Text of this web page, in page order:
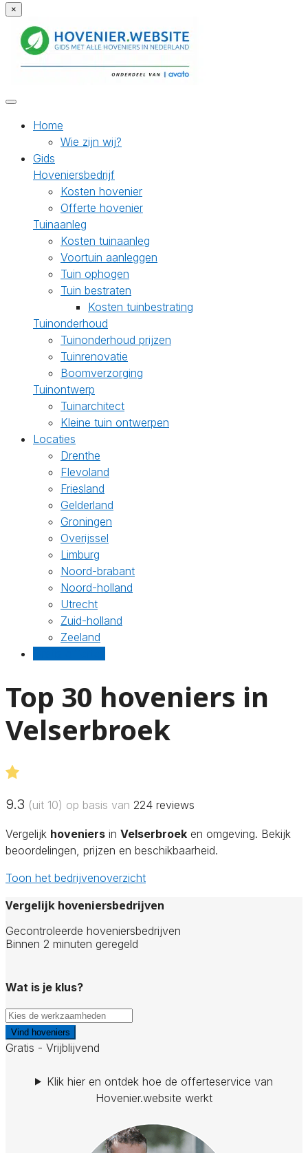
×
Home
Wie zijn wij?
Gids
Hoveniersbedrijf
Kosten hovenier
Offerte hovenier
Tuinaanleg
Kosten tuinaanleg
Voortuin aanleggen
Tuin ophogen
Tuin bestraten
Kosten tuinbestrating
Tuinonderhoud
Tuinonderhoud prijzen
Tuinrenovatie
Boomverzorging
Tuinontwerp
Tuinarchitect
Kleine tuin ontwerpen
Locaties
Drenthe
Flevoland
Friesland
Gelderland
Groningen
Overijssel
Limburg
Noord-brabant
Noord-holland
Utrecht
Zuid-holland
Zeeland
Top 30 hoveniers in
Velserbroek
9.3 (uit 10) op basis van 224 reviews
Vergelijk hoveniers in Velserbroek en omgeving. Bekijk
beoordelingen, prijzen en beschikbaarheid.
Toon het bedrijvenoverzicht
Vergelijk hoveniersbedrijven
Gecontroleerde hoveniersbedrijven
Binnen 2 minuten geregeld
Wat is je klus?
Vind hoveniers
Gratis - Vrijblijvend
Klik hier en ontdek hoe de offerteservice van
Hovenier.website werkt